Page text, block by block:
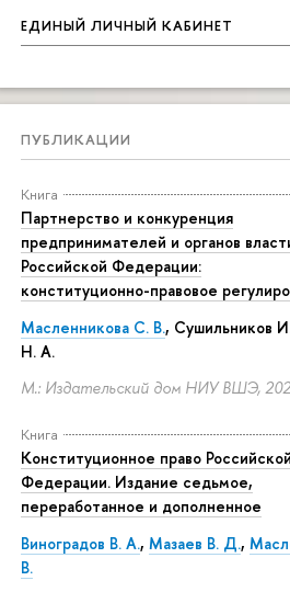
ЕДИНЫЙ ЛИЧНЫЙ КАБИНЕТ
ПУБЛИКАЦИИ
Книга
Партнерство и конкуренция
предпринимателей и органов
Российской Федерации:
конституционно-правовое
Масленникова С. В., Сушильников
Н. А.
М.: Издательский дом НИУ ВШЭ,
Книга
Конституционное право Российской
Федерации. Издание седьмое,
переработанное и дополненное
Виноградов В. А., Мазаев В. Д.,
В.